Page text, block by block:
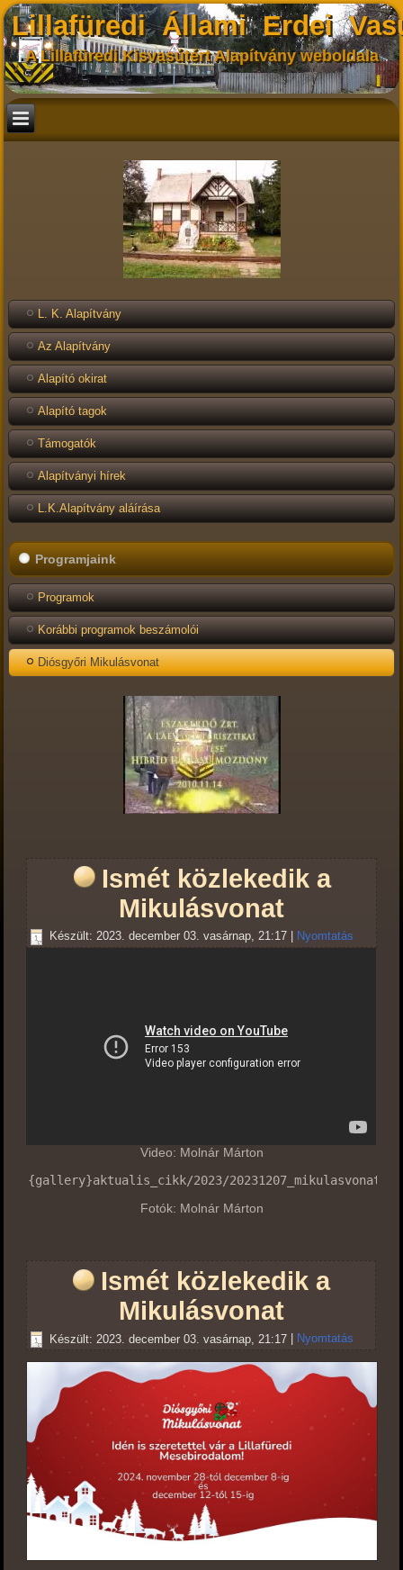
Lillafüredi Állami Erdei
A Lillafüredi Kisvasútért Alapítvány weboldala
L. K. Alapítvány
Az Alapítvány
Alapító okirat
Alapító tagok
Támogatók
Alapítványi hírek
L.K.Alapítvány aláírása
Programjaink
Programok
Korábbi programok beszámolói
Diósgyőri Mikulásvonat
Ismét közlekedik a
Mikulásvonat
Készült: 2023. december 03. vasárnap, 21:17 Nyomtatás
Video: Molnár Márton
{gallery}aktualis_cikk/2023/20231207_mikulasvonat/
Fotók: Molnár Márton
Ismét közlekedik a
Mikulásvonat
Készült: 2023. december 03. vasárnap, 21:17 Nyomtatás